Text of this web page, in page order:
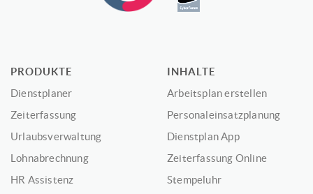
PRODUKTE
Dienstplaner
Zeiterfassung
Urlaubsverwaltung
Lohnabrechnung
HR Assistenz
INHALTE
Arbeitsplan erstellen
Personaleinsatzplanung
Dienstplan App
Zeiterfassung Online
Stempeluhr